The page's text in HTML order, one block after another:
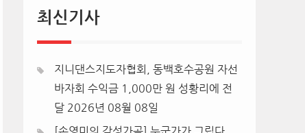
최신기사
지니댄스지도자협회, 동백호수공원 자선
바자회 수익금 1,000만 원 성황리에 전
달 2026년 08월 08일